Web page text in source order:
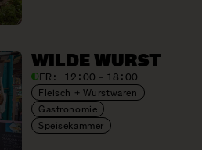
WILDE WURST
FR: 12:00 – 18:00
Fleisch + Wurstwaren
Gastronomie
Speisekammer